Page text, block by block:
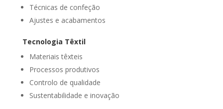
Técnicas de confeção
Ajustes e acabamentos
Tecnologia Têxtil
Materiais têxteis
Processos produtivos
Controlo de qualidade
Sustentabilidade e inovação